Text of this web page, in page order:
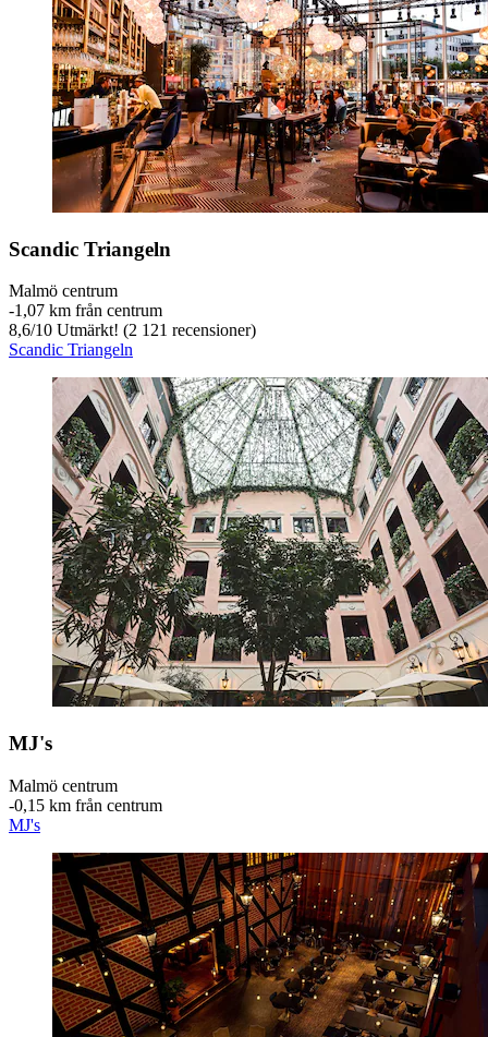
Scandic Triangeln
Malmö centrum
‐1,07 km från centrum
8,6/10 Utmärkt! (2 121 recensioner)
Scandic Triangeln
MJ's
Malmö centrum
‐0,15 km från centrum
MJ's